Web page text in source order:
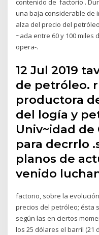
contenido de factorio .
una baja considerable de
alza del precio del
~ada entre 60 y 100
opera-.
12 Jul 2019
de petróleo.
productora
del logía y
Univ~idad de
para decrrlo
planos de
venido
factorio, sobre la
precios del petróleo; ésta
según las en ciertos
los 25 dólares el barril (21